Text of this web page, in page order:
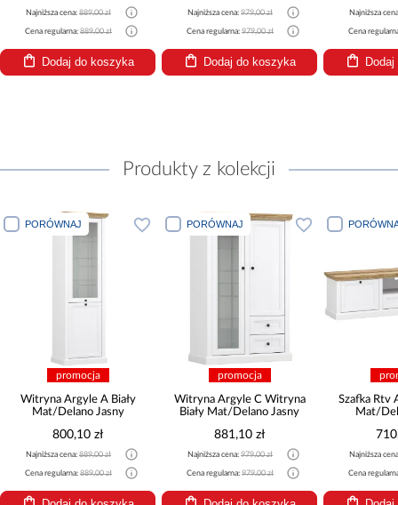
Najniższa cena: 889,00 zł
Cena regularna: 889,00 zł
Dodaj do koszyka
Najniższa cena: 979,00 zł
Cena regularna: 979,00 zł
Dodaj do koszyka
Najniższa
Cena
Produkty z kolekcji
PORÓWNAJ
promocja
Witryna Argyle A Biały
Mat/Delano Jasny
800,10 zł
Najniższa cena: 889,00 zł
Cena regularna: 889,00 zł
PORÓWNAJ
promocja
Witryna Argyle C Witryna
Biały Mat/Delano Jasny
881,10 zł
Najniższa cena: 979,00 zł
Cena regularna: 979,00 zł
Szafka Rtv
Mat/
Najniższa
Cena